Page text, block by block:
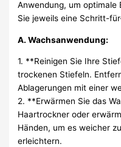
Anwendung, um optimale
Sie jeweils eine Schritt-
A. Wachsanwendung:
1. **Reinigen Sie Ihre
trockenen Stiefeln.
Ablagerungen mit einer
2. **Erwärmen Sie das
Haartrockner oder
Händen, um es weicher
erleichtern.